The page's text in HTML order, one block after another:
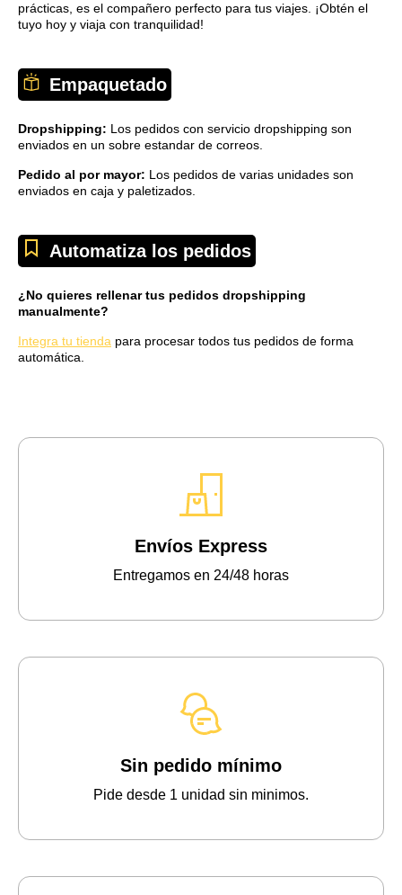
prácticas, es el compañero perfecto para tus viajes. ¡Obtén el
tuyo hoy y viaja con tranquilidad!
Empaquetado
Dropshipping: Los pedidos con servicio dropshipping son
enviados en un sobre estandar de correos.
Pedido al por mayor: Los pedidos de varias unidades son
enviados en caja y paletizados.
Automatiza los pedidos
¿No quieres rellenar tus pedidos dropshipping
manualmente?
Integra tu tienda para procesar todos tus pedidos de forma
automática.
Envíos Express
Entregamos en 24/48 horas
Sin pedido mínimo
Pide desde 1 unidad sin minimos.